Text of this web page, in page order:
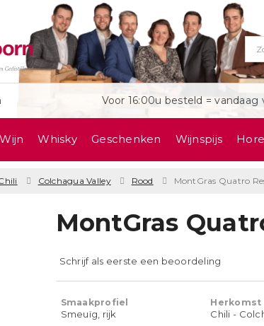
Voor 16:00u besteld = vandaag
Wijn Whisky Geschenken Wijnspijs
Colchagua Valley Rood MontGras Quatro
MontGras
Schrijf als eerste een beoordeling
Smaakprofiel
Smeuïg, rijk
Herkomst
Chili -